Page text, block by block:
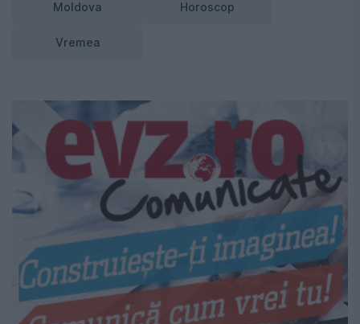
Moldova Horoscop
Vremea